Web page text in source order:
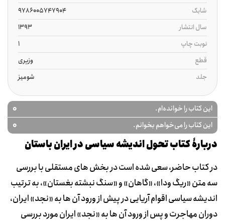
شابک
9786005747904
سال انتشار
1393
نوبت چاپ
1
قطع
وزیری
جلد
شومیز
این کتاب را خوانده‌ام. 0
این کتاب را می‌خواهم بخوانم. 0
دربارۀ کتاب تحول اندیشه سیاسی در ایران باستان
در کتاب حاضر، سعی شده است در بخش های مستقلی با بررسی
سه متن «ریگ ودا»، «گاهان» و «سنگ نبشته بغستان»، به ترتیب
اندیشه سیاسی اقوام آریایی در پیش از ورود آن ها به «نجد» ایران،
دوران مهاجرت و پس از ورود آن ها به «نجد» ایران مورد بررسی